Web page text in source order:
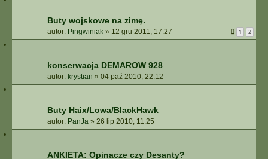
Buty wojskowe na zimę.
autor: Pingwiniak » 12 gru 2011, 17:27 1 2
konserwacja DEMAROW 928
autor: krystian » 04 paź 2010, 22:12
Buty Haix/Lowa/BlackHawk
autor: PanJa » 26 lip 2010, 11:25
ANKIETA: Opinacze czy Desanty?